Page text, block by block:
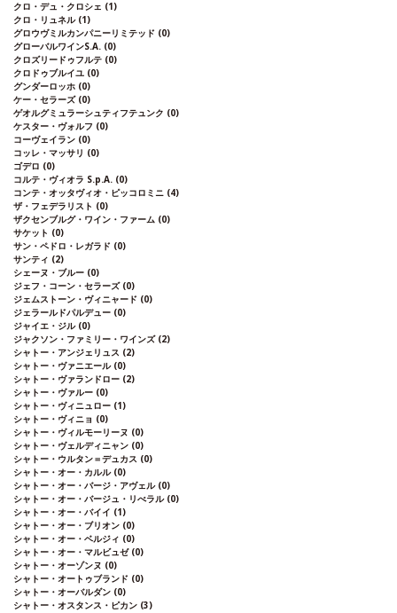
クロ・デュ・クロシェ (1)
クロ・リュネル (1)
グロウヴミルカンパニーリミテッド (0)
グローバルワインS.A. (0)
クロズリードゥフルテ (0)
クロドゥブルイユ (0)
グンダーロッホ (0)
ケー・セラーズ (0)
ゲオルグミュラーシュティフテュンク (0)
ケスター・ヴォルフ (0)
コーヴェイラン (0)
コッレ・マッサリ (0)
ゴデロ (0)
コルテ・ヴィオラ S.p.A. (0)
コンテ・オッタヴィオ・ピッコロミニ (4)
ザ・フェデラリスト (0)
ザクセンブルグ・ワイン・ファーム (0)
サケット (0)
サン・ペドロ・レガラド (0)
サンティ (2)
シェーヌ・ブルー (0)
ジェフ・コーン・セラーズ (0)
ジェムストーン・ヴィニャード (0)
ジェラールドパルデュー (0)
ジャイエ・ジル (0)
ジャクソン・ファミリー・ワインズ (2)
シャトー・アンジェリュス (2)
シャトー・ヴァニエール (0)
シャトー・ヴァランドロー (2)
シャトー・ヴァルー (0)
シャトー・ヴィニュロー (1)
シャトー・ヴィニョ (0)
シャトー・ヴィルモーリーヌ (0)
シャトー・ヴェルディニャン (0)
シャトー・ウルタン＝デュカス (0)
シャトー・オー・カルル (0)
シャトー・オー・バージ・アヴェル (0)
シャトー・オー・バージュ・リべラル (0)
シャトー・オー・バイイ (1)
シャトー・オー・ブリオン (0)
シャトー・オー・ベルジィ (0)
シャトー・オー・マルビュゼ (0)
シャトー・オーゾンヌ (0)
シャトー・オートゥブランド (0)
シャトー・オーバルダン (0)
シャトー・オスタンス・ピカン (3)